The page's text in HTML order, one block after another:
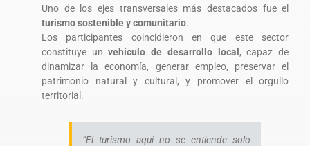
Uno de los ejes transversales más destacados fue el
turismo sostenible y comunitario.
Los participantes coincidieron en que este sector
constituye unvehículo de desarrollo local , capaz de
dinamizar la economía, generar empleo, preservar el
patrimonio natural y cultural, y promover el orgullo
territorial.
“El turismo aquí no se entiende solo